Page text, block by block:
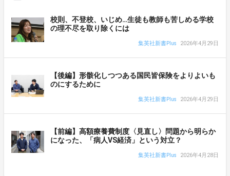
校則、不登校、いじめ…生徒も教師も苦しめる学校
の理不尽を取り除くには
集英社新書Plus 2026年4月29日
【後編】形骸化しつつある国民皆保険をよりよいも
のにするために
集英社新書Plus 2026年4月29日
【前編】高額療養費制度〈見直し〉問題から明らか
になった、「病人VS経済」という対立？
集英社新書Plus 2026年4月28日